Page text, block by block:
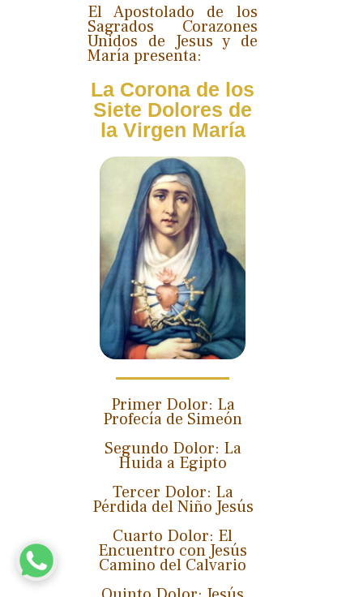
El Apostolado de los
Sagrados Corazones
Unidos de Jesus y de
María presenta:
La Corona de los
Siete Dolores de
la Virgen María
Primer Dolor: La
Profecía de Simeón
Segundo Dolor: La
Huida a Egipto
Tercer Dolor: La
Pérdida del Niño Jesús
Cuarto Dolor: El
Encuentro con Jesús
Camino del Calvario